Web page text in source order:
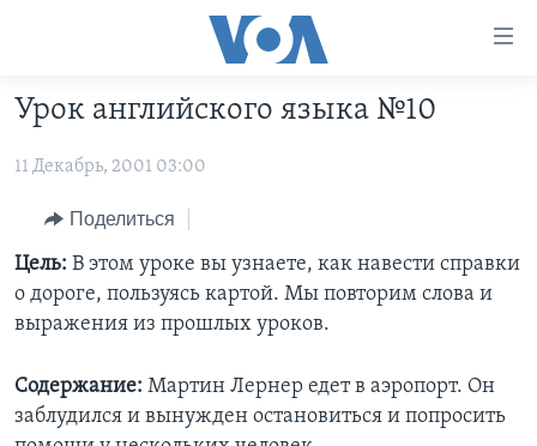
Перейти
на
основной
Перейти
основной
навигации
Перейти
поиск
ГЛАВНОЕ
ПРОГРАММЫ
АМЕРИКА
НОВОСТИ ЗА МИНУТУ
ИТОГИ
ДИСКУССИЯ VOA
ДЕТАЛИ
ПРОЕКТЫ
УЧИМ АНГЛИЙСКИЙ
НАША АМЕРИКАНСКАЯ ИСТОРИЯ
АРТЕФАКТЫ
АМЕРИКАНСКИЕ ГОРОДКИ
ЭКСПЕРТИЗА
ИНТЕРВЬЮ
ФАКТЫ ПРОТИВ ФЕЙКОВ
ЗА СВОБОДУ ПРЕССЫ
УЧИМ АНГЛИЙСКИЙ
Урок английского языка №10
11 Декабрь, 2001 03:00
Поделиться
Цель: В этом уроке вы узнаете, как навести справки
о дороге, пользуясь картой. Мы повторим слова и
выражения из прошлых уроков.
Содержание: Мартин Лернер едет в аэропорт. Он
заблудился и вынужден остановиться и попросить